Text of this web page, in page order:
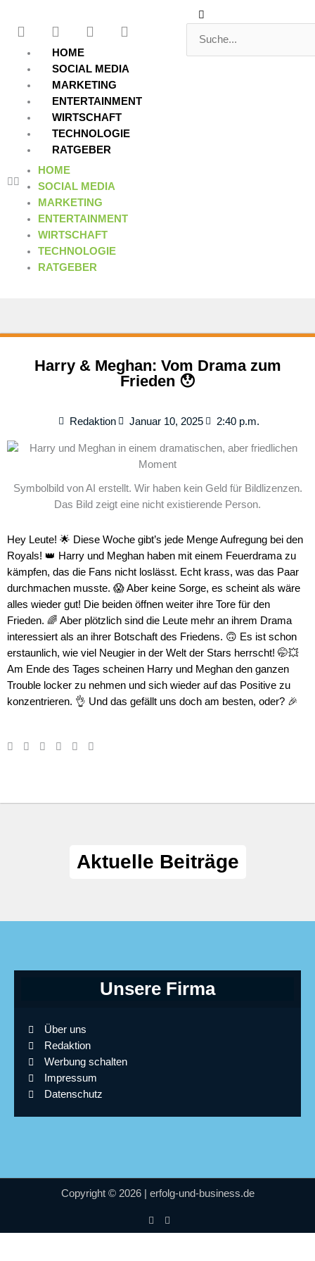
springen
F
a
e
o
T
w
i
t
t
e
r
Y
o
u
b
e
L
i
k
d
i
Suche
HOME
SOCIAL MEDIA
MARKETING
ENTERTAINMENT
WIRTSCHAFT
TECHNOLOGIE
RATGEBER
HOME
SOCIAL MEDIA
MARKETING
ENTERTAINMENT
WIRTSCHAFT
TECHNOLOGIE
RATGEBER
Harry & Meghan: Vom Drama zum
Frieden 😯
Redaktion Januar 10, 2025 2:40 p.m.
Symbolbild von AI erstellt. Wir haben kein Geld für Bildlizenzen.
Das Bild zeigt eine nicht existierende Person.
Hey Leute! 🌟 Diese Woche gibt’s jede Menge Aufregung bei den
Royals! 👑 Harry und Meghan haben mit einem Feuerdrama zu
kämpfen, das die Fans nicht loslässt. Echt krass, was das Paar
durchmachen musste. 😱 Aber keine Sorge, es scheint als wäre
alles wieder gut! Die beiden öffnen weiter ihre Tore für den
Frieden. 🌈 Aber plötzlich sind die Leute mehr an ihrem Drama
interessiert als an ihrer Botschaft des Friedens. 🙃 Es ist schon
erstaunlich, wie viel Neugier in der Welt der Stars herrscht! 🤭💥
Am Ende des Tages scheinen Harry und Meghan den ganzen
Trouble locker zu nehmen und sich wieder auf das Positive zu
konzentrieren. 👌 Und das gefällt uns doch am besten, oder? 🎉
Aktuelle Beiträge
Unsere Firma
Über uns
Redaktion
Werbung schalten
Impressum
Datenschutz
Copyright © 2026 | erfolg-und-business.de